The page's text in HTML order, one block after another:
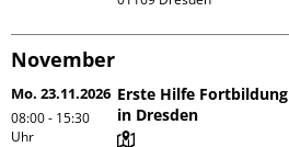
November
Mo. 23.11.2026
08:00 - 15:30
Uhr
Erste Hilfe Fortbildung
in Dresden